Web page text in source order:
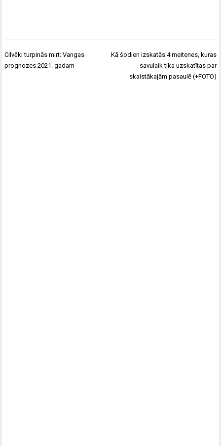
Ziņu
izvēlne
Cilvēki turpinās mirt: Vangas
prognozes 2021. gadam
Kā šodien izskatās 4 meitenes, kuras
savulaik tika uzskatītas par
skaistākajām pasaulē (+FOTO)